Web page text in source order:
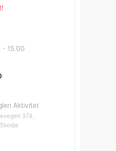
- 15.00
Aktivitet
374,